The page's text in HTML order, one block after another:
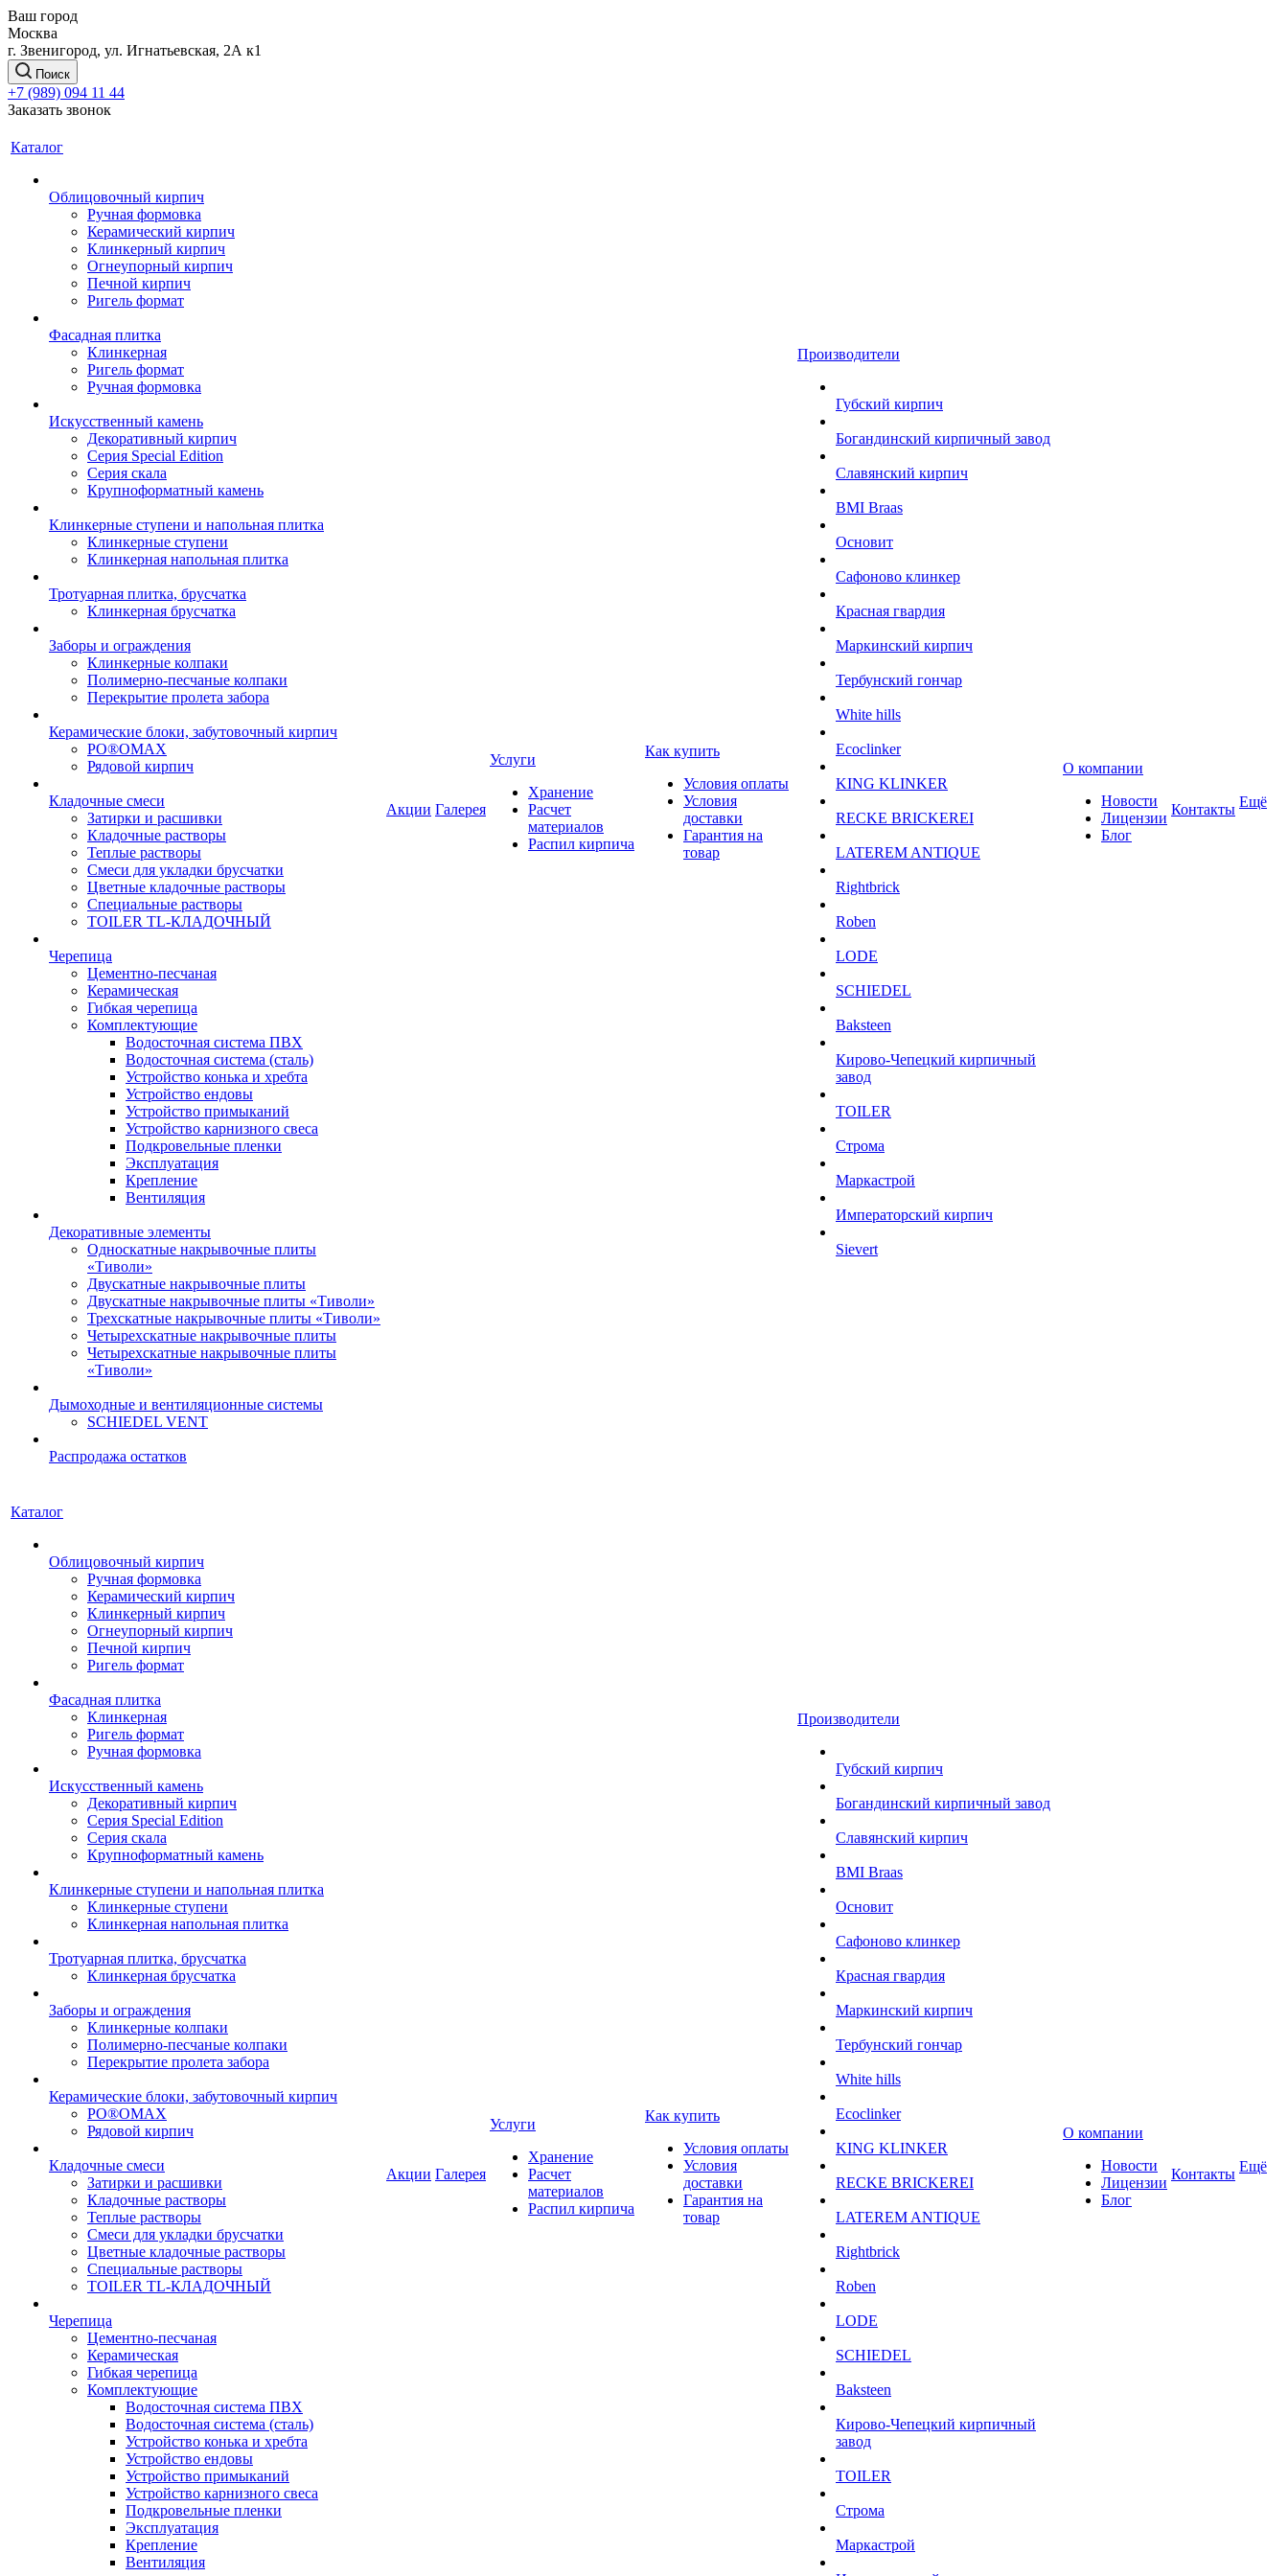
Ваш город
Москва
г. Звенигород, ул. Игнатьевская, 2А к1
Поиск
+7 (989) 094 11 44
Заказать звонок
Каталог
Облицовочный кирпич
Ручная формовка
Керамический кирпич
Клинкерный кирпич
Огнеупорный кирпич
Печной кирпич
Ригель формат
Фасадная плитка
Клинкерная
Ригель формат
Ручная формовка
Искусственный камень
Декоративный кирпич
Серия Special Edition
Серия скала
Крупноформатный камень
Клинкерные ступени и напольная плитка
Клинкерные ступени
Клинкерная напольная плитка
Тротуарная плитка, брусчатка
Клинкерная брусчатка
Заборы и ограждения
Клинкерные колпаки
Полимерно-песчаные колпаки
Перекрытие пролета забора
Керамические блоки, забутовочный кирпич
PO®OMAX
Рядовой кирпич
Кладочные смеси
Затирки и расшивки
Кладочные растворы
Теплые растворы
Смеси для укладки брусчатки
Цветные кладочные растворы
Специальные растворы
TOILER TL-КЛАДОЧНЫЙ
Черепица
Цементно-песчаная
Керамическая
Гибкая черепица
Комплектующие
Водосточная система ПВХ
Водосточная система (сталь)
Устройство конька и хребта
Устройство ендовы
Устройство примыканий
Устройство карнизного свеса
Подкровельные пленки
Эксплуатация
Крепление
Вентиляция
Декоративные элементы
Односкатные накрывочные плиты
«Тиволи»
Двускатные накрывочные плиты
Двускатные накрывочные плиты «Тиволи»
Трехскатные накрывочные плиты «Тиволи»
Четырехскатные накрывочные плиты
Четырехскатные накрывочные плиты
«Тиволи»
Дымоходные и вентиляционные системы
SCHIEDEL VENT
Распродажа остатков
Акции Галерея
Услуги
Хранение
Расчет
материалов
Распил кирпича
Как купить
Условия оплаты
Условия
доставки
Гарантия на
товар
Производители
Губский кирпич
Богандинский кирпичный завод
Славянский кирпич
BMI Braas
Основит
Сафоново клинкер
Красная гвардия
Маркинский кирпич
Тербунский гончар
White hills
Ecoclinker
KING KLINKER
RECKE BRICKEREI
LATEREM ANTIQUE
Rightbrick
Roben
LODE
SCHIEDEL
Baksteen
Кирово-Чепецкий кирпичный
завод
TOILER
Строма
Маркастрой
Императорский кирпич
Sievert
О компании
Новости
Лицензии
Блог
Контакты Ещё
Каталог
Облицовочный кирпич
Ручная формовка
Керамический кирпич
Клинкерный кирпич
Огнеупорный кирпич
Печной кирпич
Ригель формат
Фасадная плитка
Клинкерная
Ригель формат
Ручная формовка
Искусственный камень
Декоративный кирпич
Серия Special Edition
Серия скала
Крупноформатный камень
Клинкерные ступени и напольная плитка
Клинкерные ступени
Клинкерная напольная плитка
Тротуарная плитка, брусчатка
Клинкерная брусчатка
Заборы и ограждения
Клинкерные колпаки
Полимерно-песчаные колпаки
Перекрытие пролета забора
Керамические блоки, забутовочный кирпич
PO®OMAX
Рядовой кирпич
Кладочные смеси
Затирки и расшивки
Кладочные растворы
Теплые растворы
Смеси для укладки брусчатки
Цветные кладочные растворы
Специальные растворы
TOILER TL-КЛАДОЧНЫЙ
Черепица
Цементно-песчаная
Керамическая
Гибкая черепица
Комплектующие
Водосточная система ПВХ
Водосточная система (сталь)
Устройство конька и хребта
Устройство ендовы
Устройство примыканий
Устройство карнизного свеса
Подкровельные пленки
Эксплуатация
Крепление
Вентиляция
Акции Галерея
Услуги
Хранение
Расчет
материалов
Распил кирпича
Как купить
Условия оплаты
Условия
доставки
Гарантия на
товар
Производители
Губский кирпич
Богандинский кирпичный завод
Славянский кирпич
BMI Braas
Основит
Сафоново клинкер
Красная гвардия
Маркинский кирпич
Тербунский гончар
White hills
Ecoclinker
KING KLINKER
RECKE BRICKEREI
LATEREM ANTIQUE
Rightbrick
Roben
LODE
SCHIEDEL
Baksteen
Кирово-Чепецкий кирпичный
завод
TOILER
Строма
Маркастрой
О компании
Новости
Лицензии
Блог
Контакты Ещё